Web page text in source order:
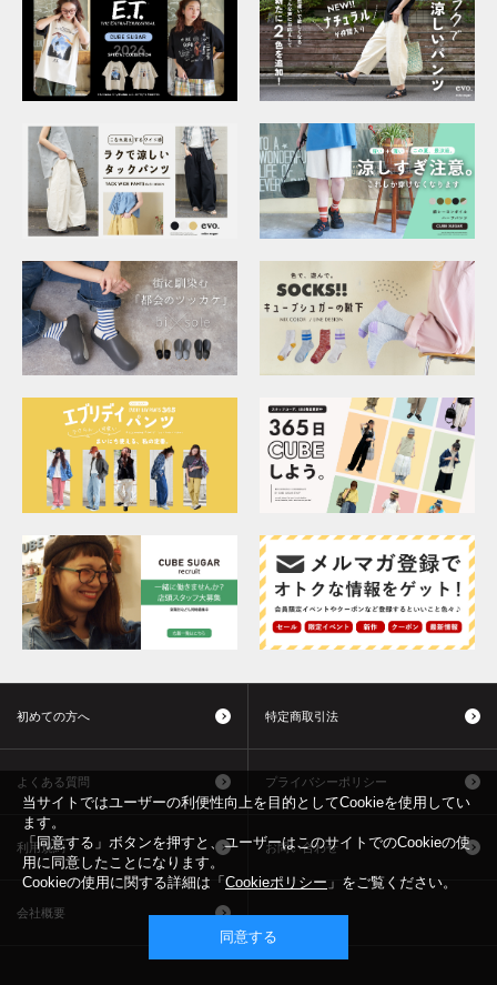
初めての方へ 特定商取引法
よくある質問 プライバシーポリシー
利用規約 お問い合わせ
会社概要
当サイトではユーザーの利便性向上を目的としてCookieを使用してい
ます。
「同意する」ボタンを押すと、ユーザーはこのサイトでのCookieの使
用に同意したことになります。
Cookieの使用に関する詳細は「 Cookieポリシー 」をご覧ください。
同意する